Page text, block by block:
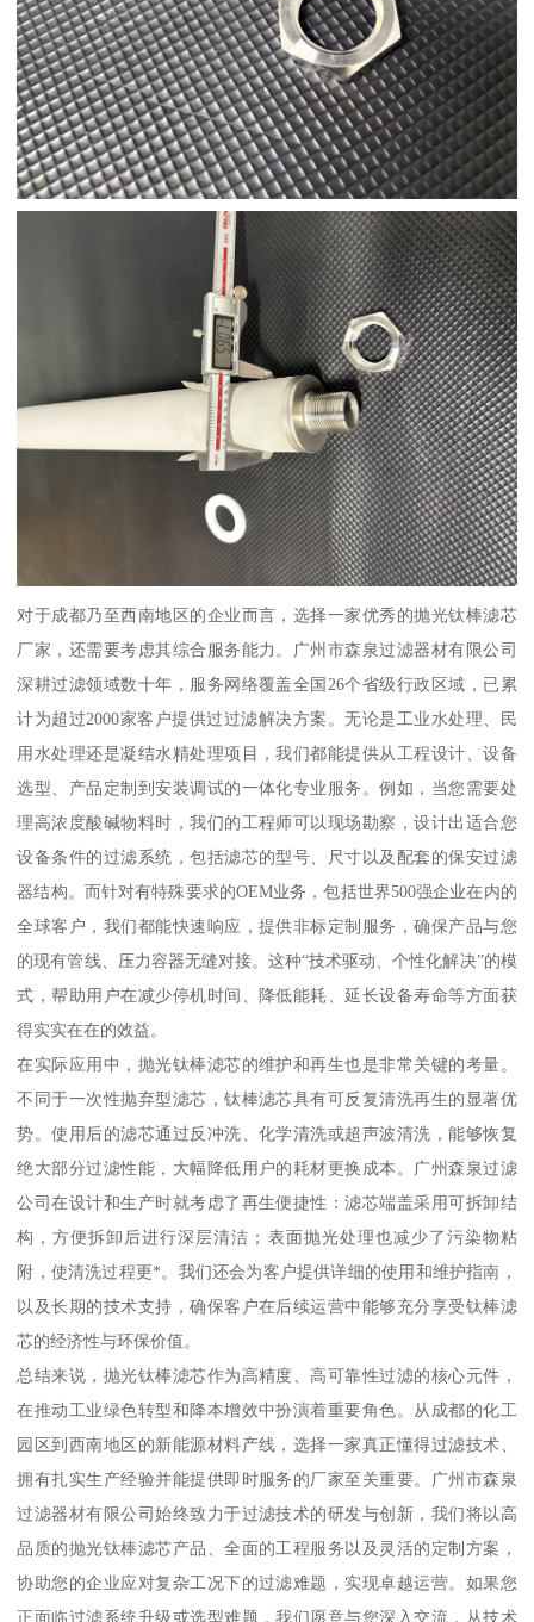
对于成都乃至西南地区的企业而言，选择一家优秀的抛光钛棒滤芯
厂家，还需要考虑其综合服务能力。广州市森泉过滤器材有限公司
深耕过滤领域数十年，服务网络覆盖全国26个省级行政区域，已累
计为超过2000家客户提供过过滤解决方案。无论是工业水处理、民
用水处理还是凝结水精处理项目，我们都能提供从工程设计、设备
选型、产品定制到安装调试的一体化专业服务。例如，当您需要处
理高浓度酸碱物料时，我们的工程师可以现场勘察，设计出适合您
设备条件的过滤系统，包括滤芯的型号、尺寸以及配套的保安过滤
器结构。而针对有特殊要求的OEM业务，包括世界500强企业在内的
全球客户，我们都能快速响应，提供非标定制服务，确保产品与您
的现有管线、压力容器无缝对接。这种“技术驱动、个性化解决”的模
式，帮助用户在减少停机时间、降低能耗、延长设备寿命等方面获
得实实在在的效益。
在实际应用中，抛光钛棒滤芯的维护和再生也是非常关键的考量。
不同于一次性抛弃型滤芯，钛棒滤芯具有可反复清洗再生的显著优
势。使用后的滤芯通过反冲洗、化学清洗或超声波清洗，能够恢复
绝大部分过滤性能，大幅降低用户的耗材更换成本。广州森泉过滤
公司在设计和生产时就考虑了再生便捷性：滤芯端盖采用可拆卸结
构，方便拆卸后进行深层清洁；表面抛光处理也减少了污染物粘
附，使清洗过程更*。我们还会为客户提供详细的使用和维护指南，
以及长期的技术支持，确保客户在后续运营中能够充分享受钛棒滤
芯的经济性与环保价值。
总结来说，抛光钛棒滤芯作为高精度、高可靠性过滤的核心元件，
在推动工业绿色转型和降本增效中扮演着重要角色。从成都的化工
园区到西南地区的新能源材料产线，选择一家真正懂得过滤技术、
拥有扎实生产经验并能提供即时服务的厂家至关重要。广州市森泉
过滤器材有限公司始终致力于过滤技术的研发与创新，我们将以高
品质的抛光钛棒滤芯产品、全面的工程服务以及灵活的定制方案，
协助您的企业应对复杂工况下的过滤难题，实现卓越运营。如果您
正面临过滤系统升级或选型难题，我们愿意与您深入交流，从技术